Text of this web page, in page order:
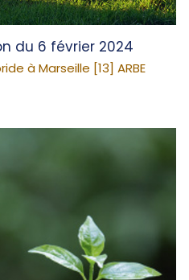
du 6 février 2024
à Marseille [13] ARBE